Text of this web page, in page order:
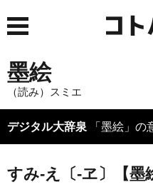
墨絵
（読み）スミエ
デジタル大辞泉 「墨絵」
すみ‐え〔‐ヱ〕【墨